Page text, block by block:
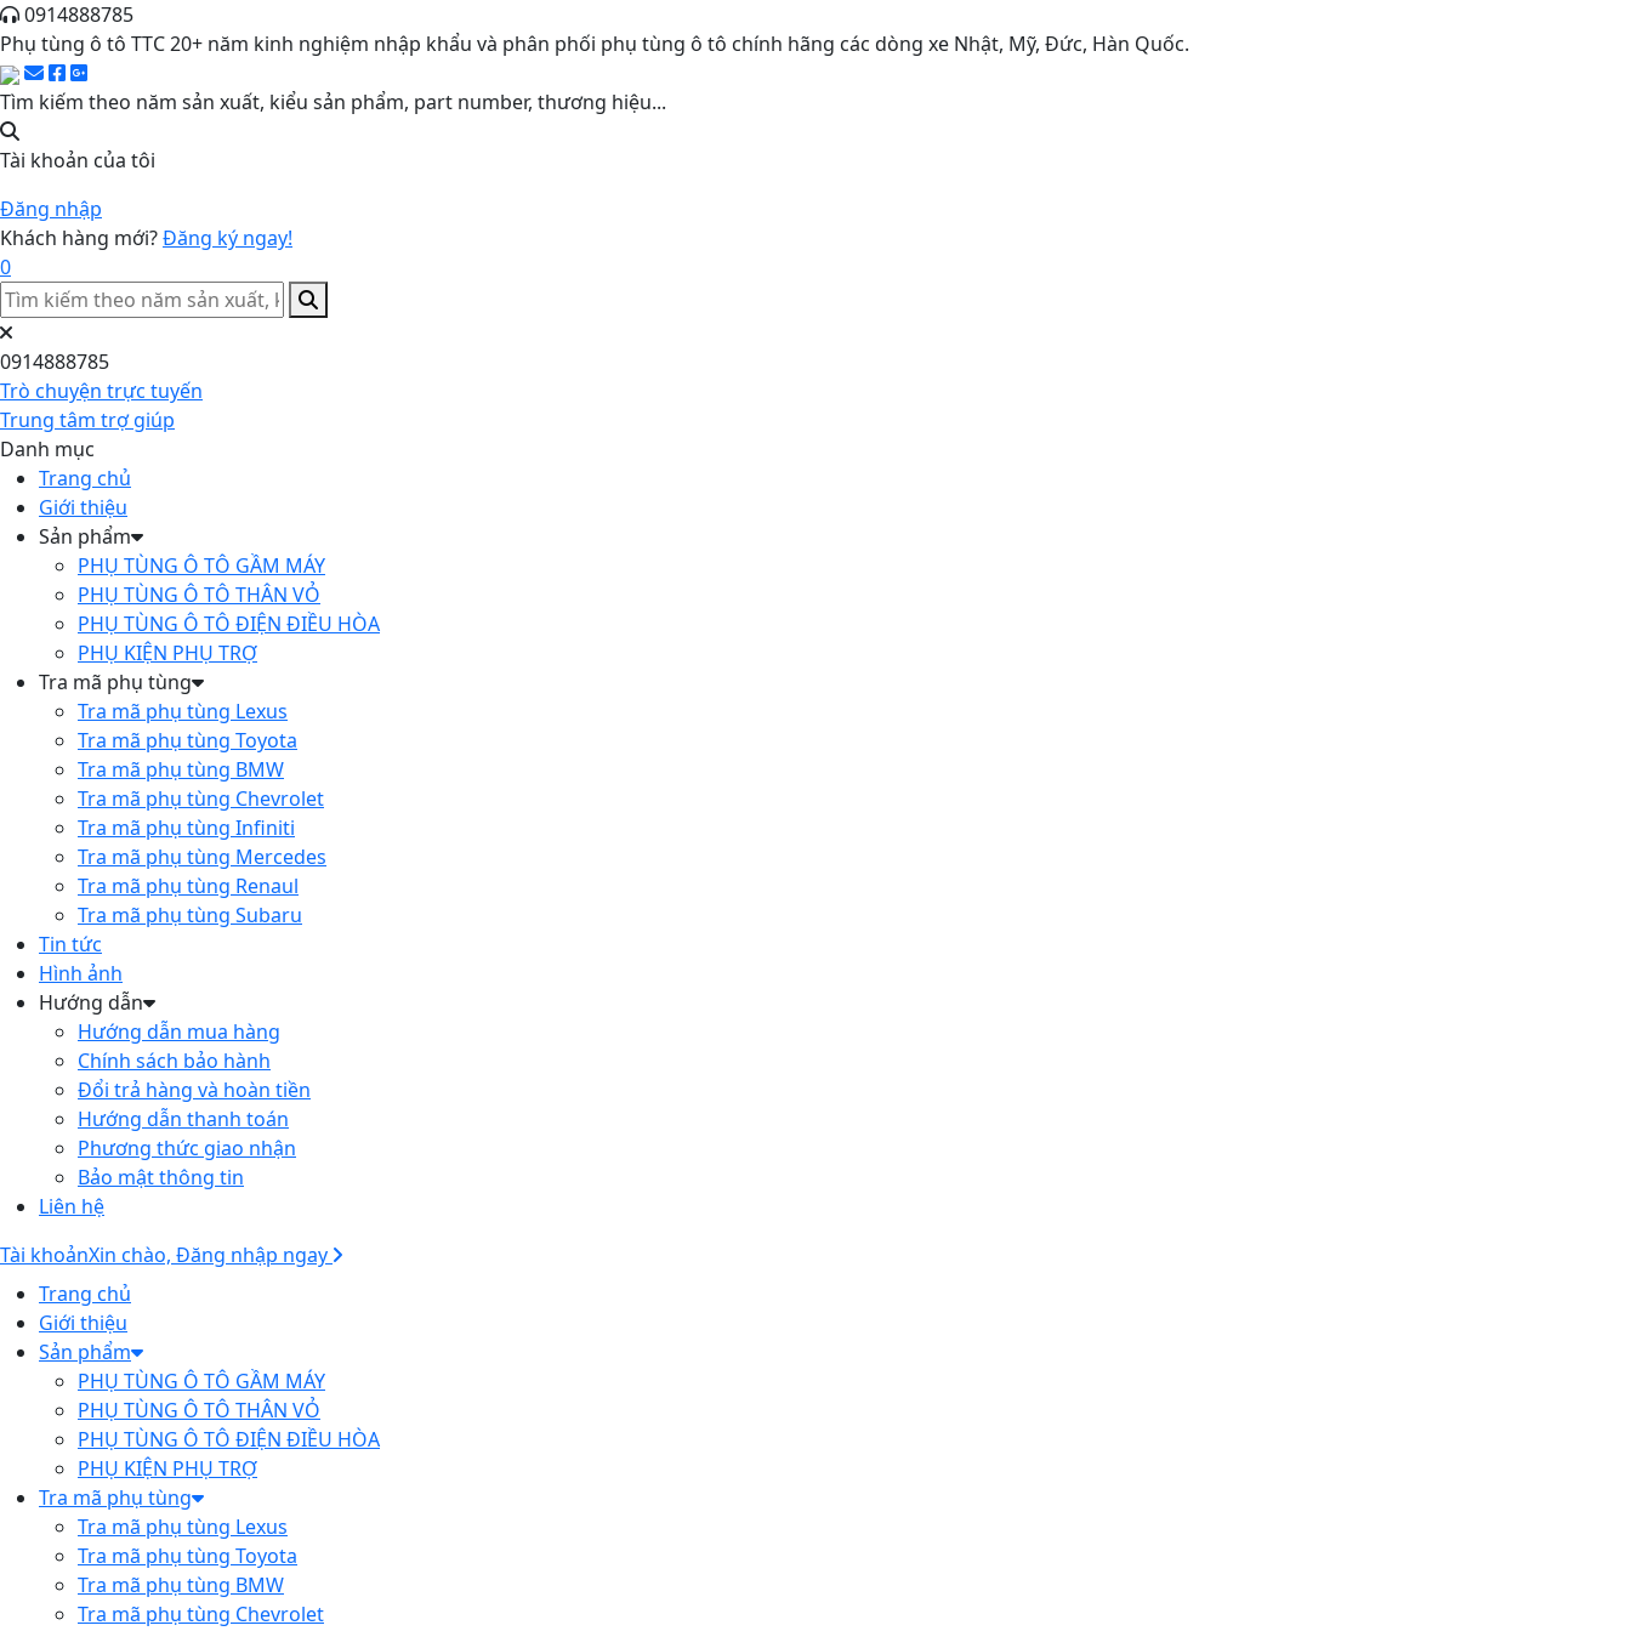
0914888785
Phụ tùng ô tô TTC 20+ năm kinh nghiệm nhập khẩu và phân phối phụ tùng ô tô chính hãng các dòng xe Nhật, Mỹ, Đức, Hàn Quốc.
Tìm kiếm theo năm sản xuất, kiểu sản phẩm, part number, thương hiệu...
Tài khoản của tôi
Đăng nhập
Khách hàng mới?Đăng ký ngay!
0
0914888785
Trò chuyện trực tuyến
Trung tâm trợ giúp
Danh mục
Trang chủ
Giới thiệu
Sản phẩm
PHỤ TÙNG Ô TÔ GẦM MÁY
PHỤ TÙNG Ô TÔ THÂN VỎ
PHỤ TÙNG Ô TÔ ĐIỆN ĐIỀU HÒA
PHỤ KIỆN PHỤ TRỢ
Tra mã phụ tùng
Tra mã phụ tùng Lexus
Tra mã phụ tùng Toyota
Tra mã phụ tùng BMW
Tra mã phụ tùng Chevrolet
Tra mã phụ tùng Infiniti
Tra mã phụ tùng Mercedes
Tra mã phụ tùng Renaul
Tra mã phụ tùng Subaru
Tin tức
Hình ảnh
Hướng dẫn
Hướng dẫn mua hàng
Chính sách bảo hành
Đổi trả hàng và hoàn tiền
Hướng dẫn thanh toán
Phương thức giao nhận
Bảo mật thông tin
Liên hệ
Tài khoảnXin chào, Đăng nhập ngay
Trang chủ
Giới thiệu
Sản phẩm
PHỤ TÙNG Ô TÔ GẦM MÁY
PHỤ TÙNG Ô TÔ THÂN VỎ
PHỤ TÙNG Ô TÔ ĐIỆN ĐIỀU HÒA
PHỤ KIỆN PHỤ TRỢ
Tra mã phụ tùng
Tra mã phụ tùng Lexus
Tra mã phụ tùng Toyota
Tra mã phụ tùng BMW
Tra mã phụ tùng Chevrolet